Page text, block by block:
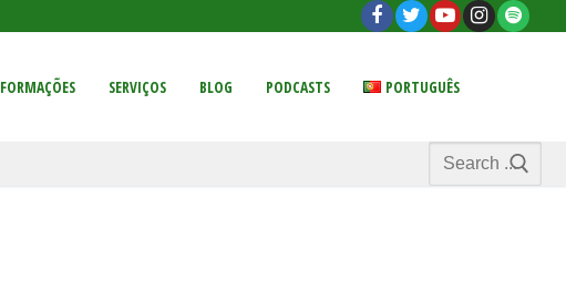
FORMAÇÕES SERVIÇOS BLOG PODCASTS PORTUGUÊS
Search
for: